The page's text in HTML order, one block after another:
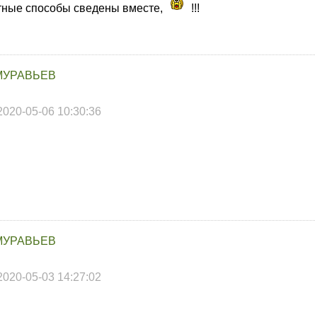
способы сведены вместе, !!!
05-06 10:30:36
05-03 14:27:02